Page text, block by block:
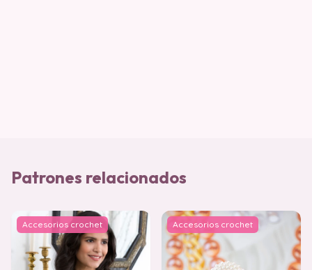
Patrones relacionados
Accesorios crochet Accesorios crochet